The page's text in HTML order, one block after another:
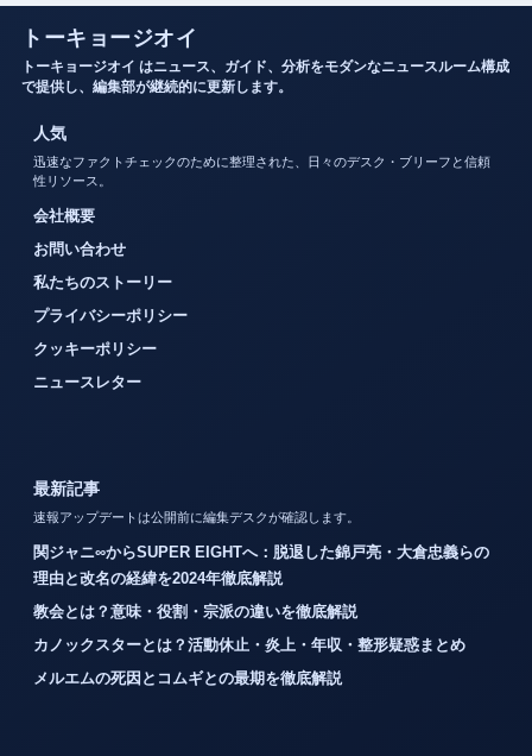
トーキョージオイ
トーキョージオイ はニュース、ガイド、分析をモダンなニュースルーム構成
で提供し、編集部が継続的に更新します。
人気
迅速なファクトチェックのために整理された、日々のデスク・ブリーフと信頼
性リソース。
会社概要
お問い合わせ
私たちのストーリー
プライバシーポリシー
クッキーポリシー
ニュースレター
最新記事
速報アップデートは公開前に編集デスクが確認します。
関ジャニ∞からSUPER EIGHTへ：脱退した錦戸亮・大倉忠義らの
理由と改名の経緯を2024年徹底解説
教会とは？意味・役割・宗派の違いを徹底解説
カノックスターとは？活動休止・炎上・年収・整形疑惑まとめ
メルエムの死因とコムギとの最期を徹底解説